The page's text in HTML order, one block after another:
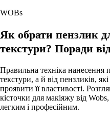
WOBs
Як обрати пензлик
текстури? Поради
Правильна техніка нанесення
текстури, а й від пензликів,
проявити її властивості.
кісточки для макіяжу від
легким і професійним.